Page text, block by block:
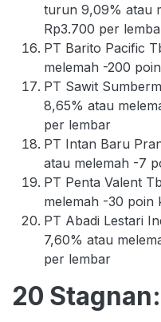
turun 9,09% atau
Rp3.700 per
PT Barito Pacific
melemah -200
PT Sawit
8,65% atau
per lembar
PT Intan Baru
atau melemah -7
PT Penta Valent
melemah -30 poin
PT Abadi Lestari
7,60% atau
per lembar
20 Stagnan: